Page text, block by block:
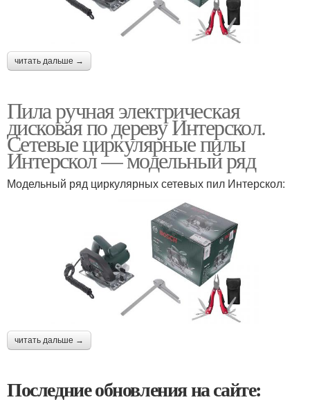
читать дальше →
Пила ручная электрическая
дисковая по дереву Интерскол.
Сетевые циркулярные пилы
Интерскол — модельный ряд
Модельный ряд циркулярных сетевых пил Интерскол:
читать дальше →
Последние обновления на сайте: